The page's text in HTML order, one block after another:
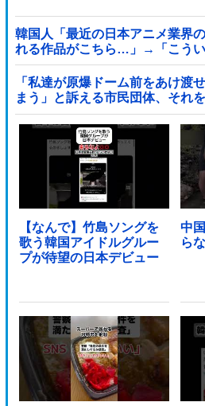
韓国人「最近の日本アニメ業界
れる作品がこちら…」→「こう
ブル」＝韓国の反応
「私達が原爆ドーム前をあけ渡
まう」と訴える市民団体、それ
が……他
【なんで】竹島ソングを
歌う韓国アイドルグルー
プが待望の日本デビュー
中
ら